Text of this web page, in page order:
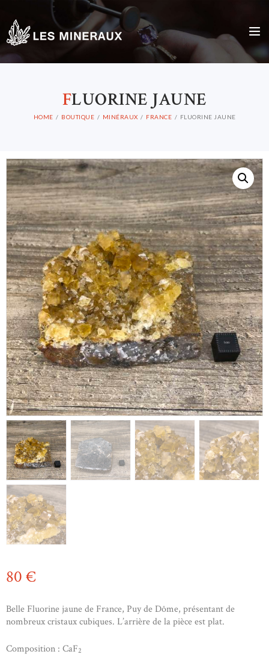
FLUORINE JAUNE
HOME BOUTIQUE MINÉRAUX FRANCE FLUORINE JAUNE
80 €
Belle Fluorine jaune de France, Puy de Dôme, présentant de
nombreux cristaux cubiques. L’arrière de la pièce est plat.
Composition : CaF2